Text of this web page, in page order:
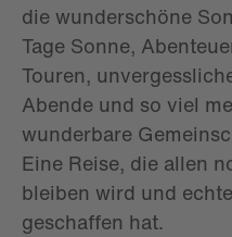
die wunderschöne
Tage Sonne,
Touren,
Abende und so viel
wunderbare
Eine Reise, die allen
bleiben wird und
geschaffen hat.